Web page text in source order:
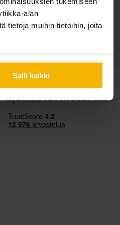
alan
tietoja muihin tietoihin, joita
Salli kaikki
Mitä asiakkaamme
ajattelevat Kvdcarista?